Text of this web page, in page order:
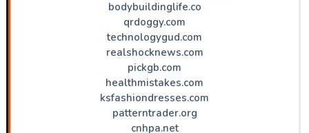
bodybuildinglife.co
qrdoggy.com
technologygud.com
realshocknews.com
pickgb.com
healthmistakes.com
ksfashiondresses.com
patterntrader.org
cnhpa.net